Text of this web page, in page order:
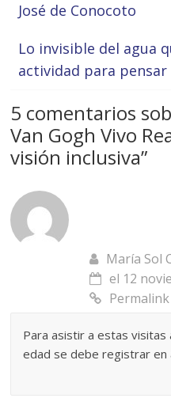
José de Conocoto
Lo invisible del agua
actividad para
5 comentarios
Van Gogh Vivo
visión inclusiva”
María Sol
el 12
Permalink
Para asistir a estas
edad se debe registrar en